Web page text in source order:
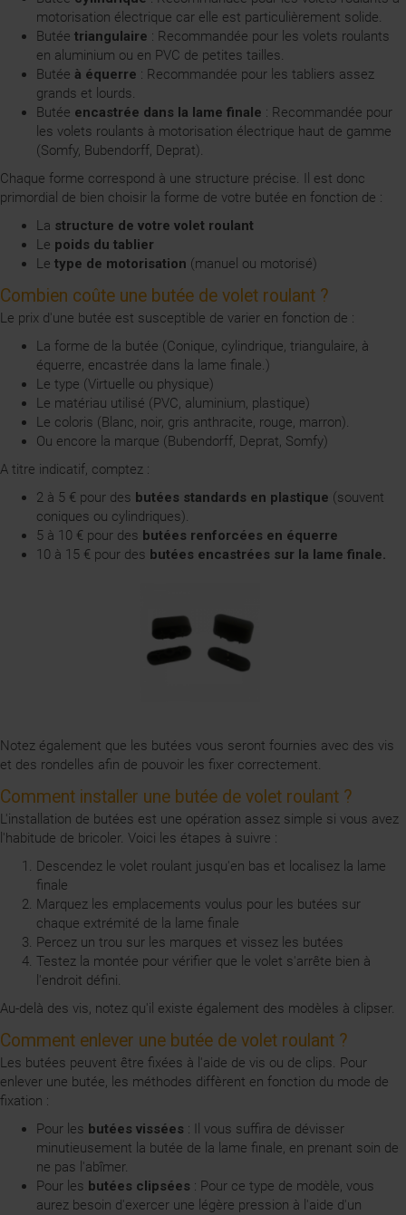
motorisation électrique car elle est particulièrement solide.
Butée triangulaire : Recommandée pour les volets roulants
en aluminium ou en PVC de petites tailles.
Butée à équerre : Recommandée pour les tabliers assez
grands et lourds.
Butée encastrée dans la lame finale : Recommandée pour
les volets roulants à motorisation électrique haut de gamme
(Somfy, Bubendorff, Deprat).
Chaque forme correspond à une structure précise. Il est donc
primordial de bien choisir la forme de votre butée en fonction de :
La structure de votre volet roulant
Le poids du tablier
Le type de motorisation (manuel ou motorisé)
Combien coûte une butée de volet roulant ?
Le prix d'une butée est susceptible de varier en fonction de :
La forme de la butée (Conique, cylindrique, triangulaire, à
équerre, encastrée dans la lame finale.)
Le type (Virtuelle ou physique)
Le matériau utilisé (PVC, aluminium, plastique)
Le coloris (Blanc, noir, gris anthracite, rouge, marron).
Ou encore la marque (Bubendorff, Deprat, Somfy)
A titre indicatif, comptez :
2 à 5 € pour des butées standards en plastique (souvent
coniques ou cylindriques).
5 à 10 € pour des butées renforcées en équerre
10 à 15 € pour des butées encastrées sur la lame finale.
Notez également que les butées vous seront fournies avec des vis
et des rondelles afin de pouvoir les fixer correctement.
Comment installer une butée de volet roulant ?
L'installation de butées est une opération assez simple si vous avez
l'habitude de bricoler. Voici les étapes à suivre :
Descendez le volet roulant jusqu'en bas et localisez la lame
finale
Marquez les emplacements voulus pour les butées sur
chaque extrémité de la lame finale
Percez un trou sur les marques et vissez les butées
Testez la montée pour vérifier que le volet s'arrête bien à
l'endroit défini.
Au-delà des vis, notez qu'il existe également des modèles à clipser.
Comment enlever une butée de volet roulant ?
Les butées peuvent être fixées à l'aide de vis ou de clips. Pour
enlever une butée, les méthodes diffèrent en fonction du mode de
fixation :
Pour les butées vissées : Il vous suffira de dévisser
minutieusement la butée de la lame finale, en prenant soin de
ne pas l'abîmer.
Pour les butées clipsées : Pour ce type de modèle, vous
aurez besoin d'exercer une légère pression à l'aide d'un